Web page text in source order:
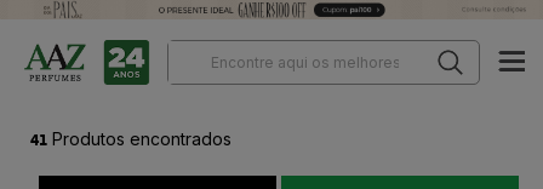
41 Produtos encontrados